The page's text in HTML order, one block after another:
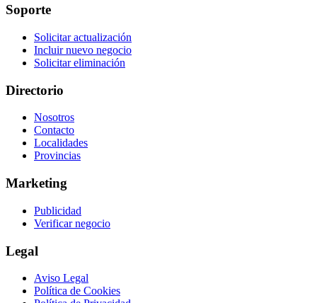
Soporte
Solicitar actualización
Incluir nuevo negocio
Solicitar eliminación
Directorio
Nosotros
Contacto
Localidades
Provincias
Marketing
Publicidad
Verificar negocio
Legal
Aviso Legal
Política de Cookies